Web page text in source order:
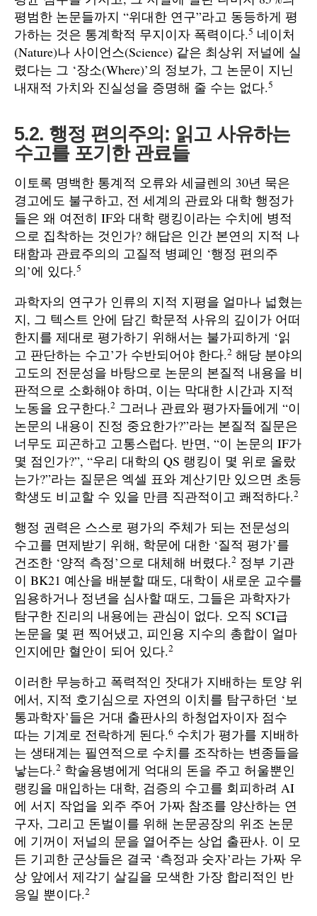
평범한 논문들까지 “위대한 연구”라고 동등하게 평
가하는 것은 통계학적 무지이자 폭력이다.5 네이처
(Nature)나 사이언스(Science) 같은 최상위 저널에 실
렸다는 그 ‘장소(Where)’의 정보가, 그 논문이 지닌
내재적 가치와 진실성을 증명해 줄 수는 없다.5
5.2. 행정 편의주의: 읽고 사유하는
수고를 포기한 관료들
이토록 명백한 통계적 오류와 세글렌의 30년 묵은
경고에도 불구하고, 전 세계의 관료와 대학 행정가
들은 왜 여전히 IF와 대학 랭킹이라는 수치에 병적
으로 집착하는 것인가? 해답은 인간 본연의 지적 나
태함과 관료주의의 고질적 병폐인 ‘행정 편의주
의’에 있다.5
과학자의 연구가 인류의 지적 지평을 얼마나 넓혔는
지, 그 텍스트 안에 담긴 학문적 사유의 깊이가 어떠
한지를 제대로 평가하기 위해서는 불가피하게 ‘읽
고 판단하는 수고’가 수반되어야 한다.2 해당 분야의
고도의 전문성을 바탕으로 논문의 본질적 내용을 비
판적으로 소화해야 하며, 이는 막대한 시간과 지적
노동을 요구한다.2 그러나 관료와 평가자들에게 “이
논문의 내용이 진정 중요한가?”라는 본질적 질문은
너무도 피곤하고 고통스럽다. 반면, “이 논문의 IF가
몇 점인가?”, “우리 대학의 QS 랭킹이 몇 위로 올랐
는가?”라는 질문은 엑셀 표와 계산기만 있으면 초등
학생도 비교할 수 있을 만큼 직관적이고 쾌적하다.2
행정 권력은 스스로 평가의 주체가 되는 전문성의
수고를 면제받기 위해, 학문에 대한 ‘질적 평가’를
건조한 ‘양적 측정’으로 대체해 버렸다.2 정부 기관
이 BK21 예산을 배분할 때도, 대학이 새로운 교수를
임용하거나 정년을 심사할 때도, 그들은 과학자가
탐구한 진리의 내용에는 관심이 없다. 오직 SCI급
논문을 몇 편 찍어냈고, 피인용 지수의 총합이 얼마
인지에만 혈안이 되어 있다.2
이러한 무능하고 폭력적인 잣대가 지배하는 토양 위
에서, 지적 호기심으로 자연의 이치를 탐구하던 ‘보
통과학자’들은 거대 출판사의 하청업자이자 점수
따는 기계로 전락하게 된다.6 수치가 평가를 지배하
는 생태계는 필연적으로 수치를 조작하는 변종들을
낳는다.2 학술용병에게 억대의 돈을 주고 허울뿐인
랭킹을 매입하는 대학, 검증의 수고를 회피하려 AI
에 서지 작업을 외주 주어 가짜 참조를 양산하는 연
구자, 그리고 돈벌이를 위해 논문공장의 위조 논문
에 기꺼이 저널의 문을 열어주는 상업 출판사. 이 모
든 기괴한 군상들은 결국 ‘측정과 숫자’라는 가짜 우
상 앞에서 제각기 살길을 모색한 가장 합리적인 반
응일 뿐이다.2